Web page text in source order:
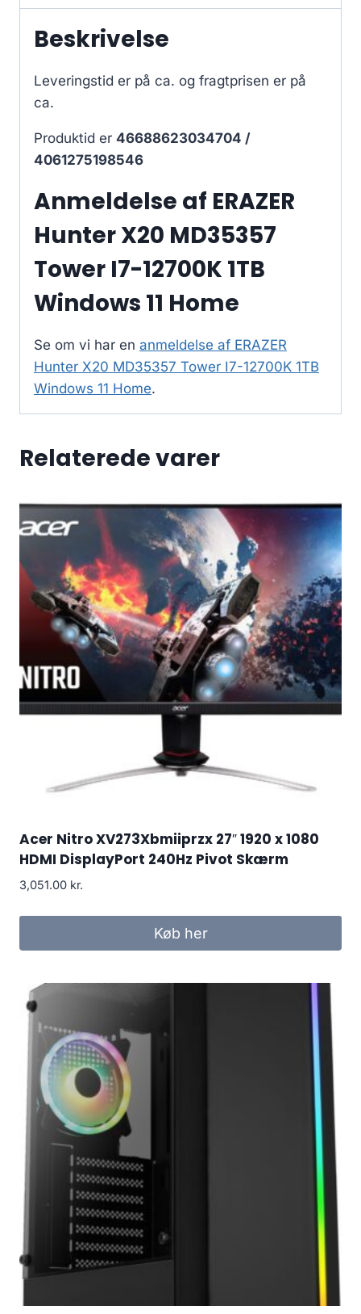
Beskrivelse
Leveringstid er på ca. og fragtprisen er på
ca.
Produktid er 46688623034704 /
4061275198546
Anmeldelse af ERAZER
Hunter X20 MD35357
Tower I7-12700K 1TB
Windows 11 Home
Se om vi har en anmeldelse af ERAZER
Hunter X20 MD35357 Tower I7-12700K 1TB
Windows 11 Home.
Relaterede varer
Acer Nitro XV273Xbmiiprzx 27″ 1920 x 1080
HDMI DisplayPort 240Hz Pivot Skærm
3,051.00 kr.
Køb her